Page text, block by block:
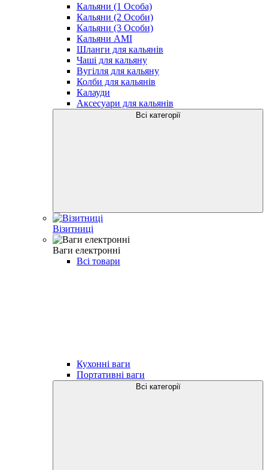
Кальяни (1 Особа)
Кальяни (2 Особи)
Кальяни (3 Особи)
Кальяни AMI
Шланги для кальянів
Чаші для кальяну
Вугілля для кальяну
Колби для кальянів
Калауди
Аксесуари для кальянів
Всі категорії
Візитниці
Ваги електронні
Всі товари
Кухонні ваги
Портативні ваги
Всі категорії